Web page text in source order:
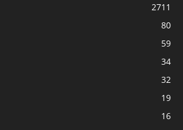
2711
80
59
34
32
19
16